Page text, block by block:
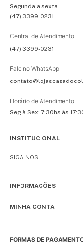
Segunda a sexta
(47) 3399-0231
Central de Atendimento
(47) 3399-0231
Fale no WhatsApp
Horário de Atendimento
Seg à Sex: 7:30hs às
INSTITUCIONAL
SIGA-NOS
INFORMAÇÕES
MINHA CONTA
FORMAS DE